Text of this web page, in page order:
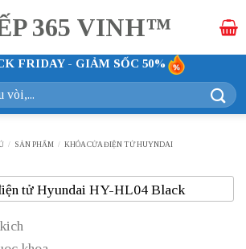
FRIDAY - GIẢM SỐC 50%
/ SẢN PHẨM / KHÓA CỬA ĐIỆN TỬ HUYNDAI